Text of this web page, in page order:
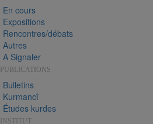
En cours
Expositions
Rencontres/débats
Autres
A Signaler
PUBLICATIONS
Bulletins
Kurmancî
Études kurdes
INSTITUT